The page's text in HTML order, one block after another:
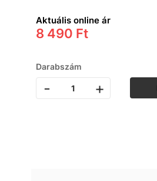
Aktuális online ár
8 490 Ft
Darabszám
- +